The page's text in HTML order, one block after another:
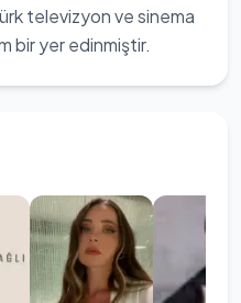
televizyon ve sinema
bir yer edinmiştir.